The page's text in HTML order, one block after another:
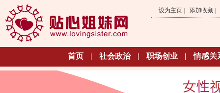
· 设为主页 | · 添加收藏 | ·
首页 | 社会政治 | 职场创业 | 情感关